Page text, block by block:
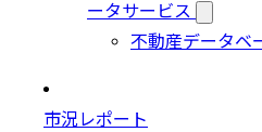
ータサービス
不動産データベ
市況レポート